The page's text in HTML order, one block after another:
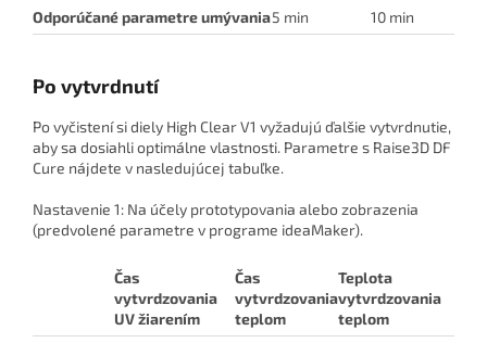
Odporúčané parametre umývania5 min 10 min
Po vytvrdnutí
Po vyčistení si diely High Clear V1 vyžadujú ďalšie vytvrdnutie,
aby sa dosiahli optimálne vlastnosti. Parametre s Raise3D DF
Cure nájdete v nasledujúcej tabuľke.
Nastavenie 1: Na účely prototypovania alebo zobrazenia
(predvolené parametre v programe ideaMaker).
Čas
vytvrdzovania
UV žiarením
Čas
vytvrdzovania
teplom
Teplota
vytvrdzovania
teplom